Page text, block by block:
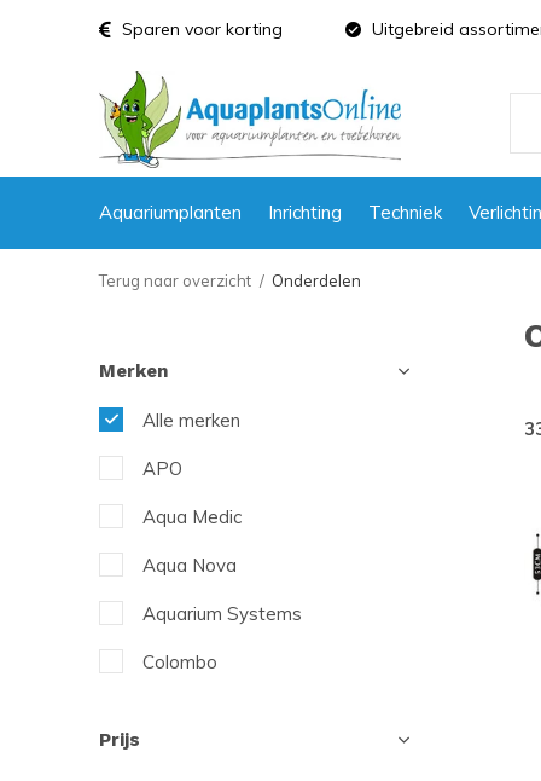
Aquariumplanten Inrichting Techniek
Sparen voor korting Uitgebreid
Terug naar overzicht Onderdelen
Merken
Alle merken
APO
Aqua Medic
Aqua Nova
Aquarium Systems
Colombo
Prijs